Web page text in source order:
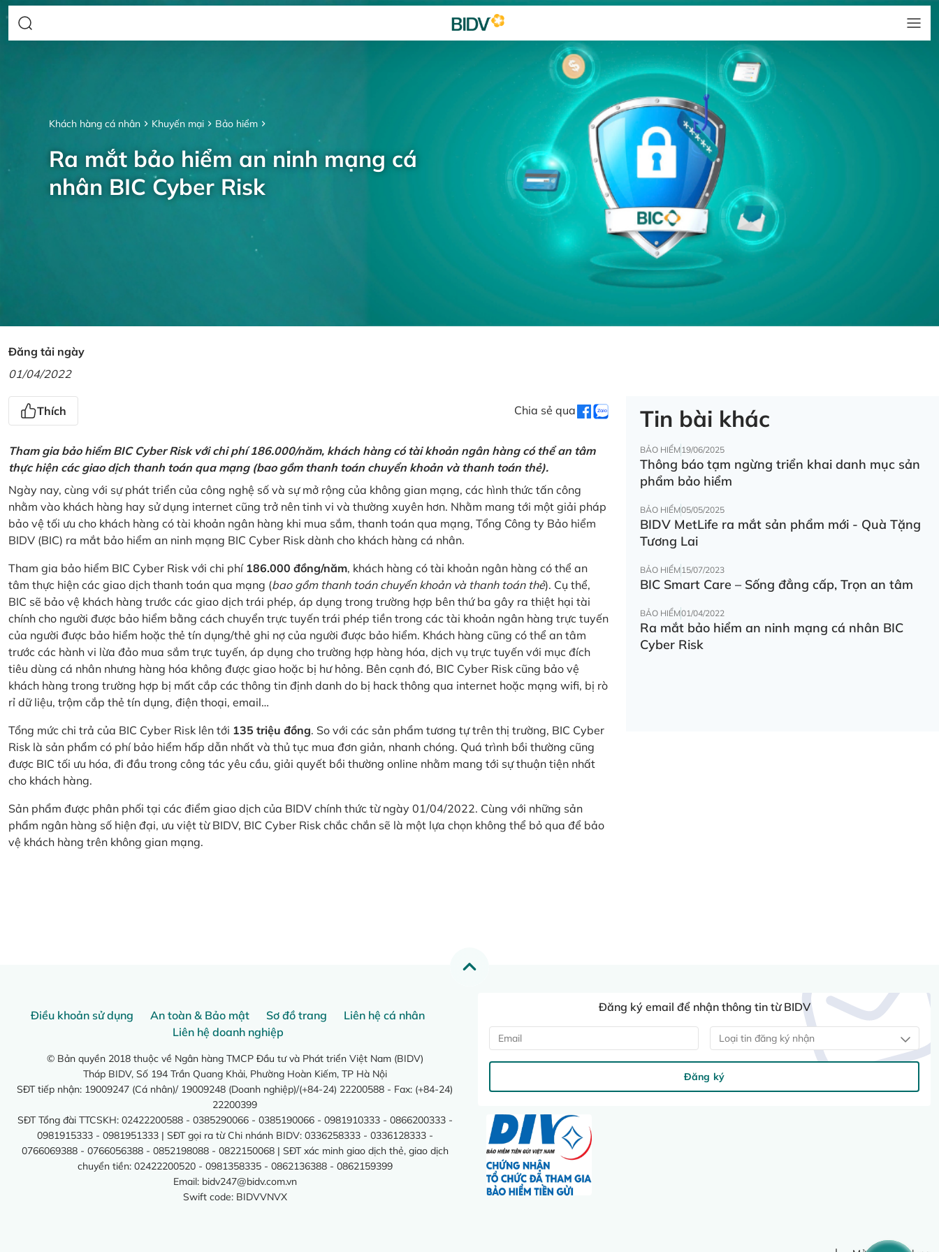
Khách hàng cá nhân Khuyến mại Bảo hiểm
Ra mắt bảo hiểm an ninh mạng cá
nhân BIC Cyber Risk
Đăng tải ngày
01/04/2022
Thích Chia sẻ qua
Tham gia bảo hiểm BIC Cyber Risk với chi phí 186.000/năm, khách hàng có tài khoản ngân hàng có thể an tâm
thực hiện các giao dịch thanh toán qua mạng (bao gồm thanh toán chuyển khoản và thanh toán thẻ).
Ngày nay, cùng với sự phát triển của công nghệ số và sự mở rộng của không gian mạng, các hình thức tấn công
nhằm vào khách hàng hay sử dụng internet cũng trở nên tinh vi và thường xuyên hơn. Nhằm mang tới một giải pháp
bảo vệ tối ưu cho khách hàng có tài khoản ngân hàng khi mua sắm, thanh toán qua mạng, Tổng Công ty Bảo hiểm
BIDV (BIC) ra mắt bảo hiểm an ninh mạng BIC Cyber Risk dành cho khách hàng cá nhân.
Tham gia bảo hiểm BIC Cyber Risk với chi phí 186.000 đồng/năm, khách hàng có tài khoản ngân hàng có thể an
tâm thực hiện các giao dịch thanh toán qua mạng (bao gồm thanh toán chuyển khoản và thanh toán thẻ). Cụ thể,
BIC sẽ bảo vệ khách hàng trước các giao dịch trái phép, áp dụng trong trường hợp bên thứ ba gây ra thiệt hại tài
chính cho người được bảo hiểm bằng cách chuyển trực tuyến trái phép tiền trong các tài khoản ngân hàng trực tuyến
của người được bảo hiểm hoặc thẻ tín dụng/thẻ ghi nợ của người được bảo hiểm. Khách hàng cũng có thể an tâm
trước các hành vi lừa đảo mua sắm trực tuyến, áp dụng cho trường hợp hàng hóa, dịch vụ trực tuyến với mục đích
tiêu dùng cá nhân nhưng hàng hóa không được giao hoặc bị hư hỏng. Bên cạnh đó, BIC Cyber Risk cũng bảo vệ
khách hàng trong trường hợp bị mất cắp các thông tin định danh do bị hack thông qua internet hoặc mạng wifi, bị rò
rỉ dữ liệu, trộm cắp thẻ tín dụng, điện thoại, email…
Tổng mức chi trả của BIC Cyber Risk lên tới 135 triệu đồng. So với các sản phẩm tương tự trên thị trường, BIC Cyber
Risk là sản phẩm có phí bảo hiểm hấp dẫn nhất và thủ tục mua đơn giản, nhanh chóng. Quá trình bồi thường cũng
được BIC tối ưu hóa, đi đầu trong công tác yêu cầu, giải quyết bồi thường online nhằm mang tới sự thuận tiện nhất
cho khách hàng.
Sản phẩm được phân phối tại các điểm giao dịch của BIDV chính thức từ ngày 01/04/2022. Cùng với những sản
phẩm ngân hàng số hiện đại, ưu việt từ BIDV, BIC Cyber Risk chắc chắn sẽ là một lựa chọn không thể bỏ qua để bảo
vệ khách hàng trên không gian mạng.
Tin bài khác
BẢO HIỂM19/06/2025
Thông báo tạm ngừng triển khai danh mục sản
phẩm bảo hiểm
BẢO HIỂM05/05/2025
BIDV MetLife ra mắt sản phẩm mới - Quà Tặng
Tương Lai
BẢO HIỂM15/07/2023
BIC Smart Care – Sống đẳng cấp, Trọn an tâm
BẢO HIỂM01/04/2022
Ra mắt bảo hiểm an ninh mạng cá nhân BIC
Cyber Risk
Điều khoản sử dụng An toàn & Bảo mật Sơ đồ trang
Liên hệ cá nhân
Liên hệ doanh nghiệp
© Bản quyền 2018 thuộc về Ngân hàng TMCP Đầu tư và Phát triển Việt Nam (BIDV)
Tháp BIDV, Số 194 Trần Quang Khải, Phường Hoàn Kiếm, TP Hà Nội
SĐT tiếp nhận: 19009247 (Cá nhân)/ 19009248 (Doanh nghiệp)/(+84-24) 22200588 - Fax: (+84-24)
22200399
SĐT Tổng đài TTCSKH: 02422200588 - 0385290066 - 0385190066 - 0981910333 - 0866200333 -
0981915333 - 0981951333 | SĐT gọi ra từ Chi nhánh BIDV: 0336258333 - 0336128333 -
0766069388 - 0766056388 - 0852198088 - 0822150068 | SĐT xác minh giao dịch thẻ, giao dịch
chuyển tiền: 02422200520 - 0981358335 - 0862136388 - 0862159399
Email: bidv247@bidv.com.vn
Swift code: BIDVVNVX
Đăng ký email để nhận thông tin từ BIDV
Loại tin đăng ký nhận
Đăng ký